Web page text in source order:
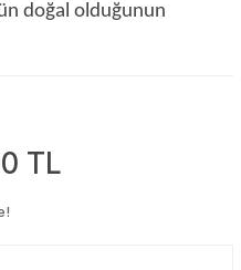
doğal olduğunun
TL